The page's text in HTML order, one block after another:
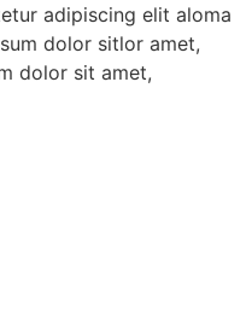
adipiscing elit aloma
dolor sitlor amet,
dolor sit amet,